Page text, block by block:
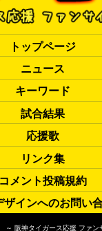
トップページ
ニュース
キーワード
試合結果
応援歌
リンク集
コメント投稿規約
ザインへのお問い
～ 阪神タイガース応援 ファン